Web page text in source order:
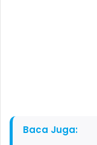
Baca Juga: